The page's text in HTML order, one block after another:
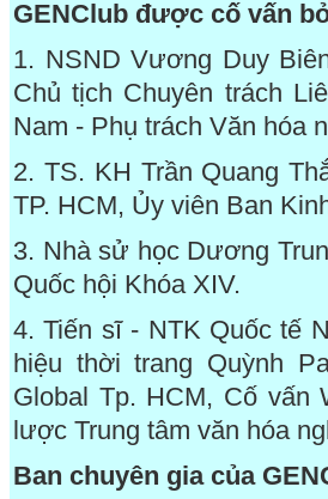
GENClub được cố vấn
1. NSND Vương Duy
Chủ tịch Chuyên trách
Nam - Phụ trách Văn hóa
2. TS. KH Trần Quang
TP. HCM, Ủy viên Ban
3. Nhà sử học Dương
Quốc hội Khóa XIV.
4. Tiến sĩ - NTK Quốc tế
hiệu thời trang Quỳnh
Global Tp. HCM, Cố vấn
lược Trung tâm văn hóa
Ban chuyên gia của